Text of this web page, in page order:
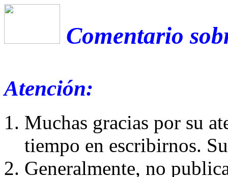
Comentario
Atención:
Muchas gracias por su
tiempo en escribirnos.
Generalmente, no